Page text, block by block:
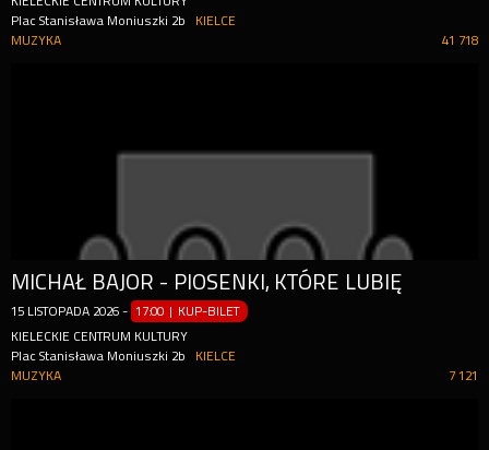
Plac Stanisława Moniuszki 2b
KIELCE
41 718
MUZYKA
MICHAŁ BAJOR - PIOSENKI, KTÓRE LUBIĘ
15 LISTOPADA 2026 - 17:00 | KUP-BILET
KIELECKIE CENTRUM KULTURY
Plac Stanisława Moniuszki 2b
KIELCE
7 121
MUZYKA